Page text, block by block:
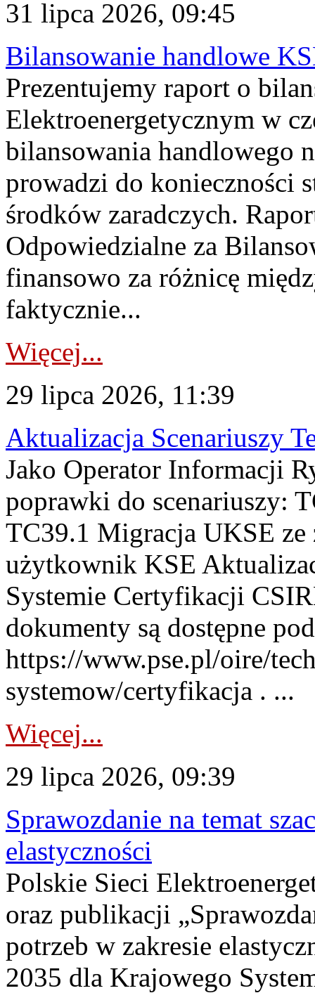
31 lipca 2026, 09:45
Bilansowanie handlowe
Prezentujemy raport o
Elektroenergetycznym w
bilansowania handlowego
prowadzi do konieczności
środków zaradczych.
Odpowiedzialne za
finansowo za różnicę
faktycznie...
Więcej...
29 lipca 2026, 11:39
Aktualizacja Scenariuszy
Jako Operator Informacji
poprawki do scenariuszy:
TC39.1 Migracja UKSE
użytkownik KSE
Systemie Certyfikacji
dokumenty są dostępne
https://www.pse.pl/oire/
systemow/certyfikacja . ...
Więcej...
29 lipca 2026, 09:39
Sprawozdanie na temat
elastyczności
Polskie Sieci
oraz publikacji
potrzeb w zakresie
2035 dla Krajowego